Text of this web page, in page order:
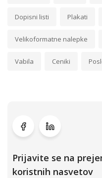
Dopisni listi Plakati
Velikoformatne nalepke
Vabila Ceniki
Prijavite se na
koristnih nasvetov